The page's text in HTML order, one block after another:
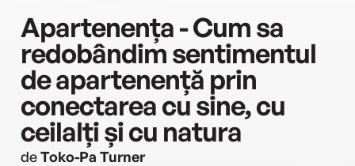
Apartenența - Cum sa
redobândim sentimentul
de apartenență prin
conectarea cu sine, cu
ceilalți și cu natura
deToko-Pa Turner